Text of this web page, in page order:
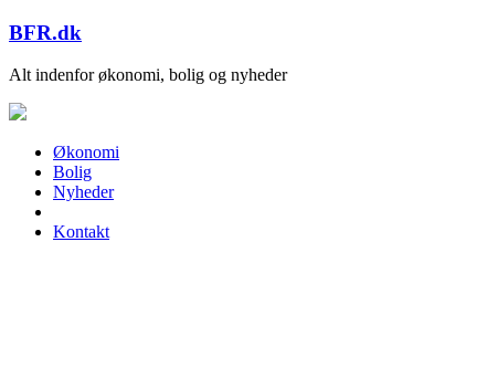
Skip
content
BFR.dk
Alt indenfor økonomi, bolig og nyheder
Økonomi
Bolig
Nyheder
Kontakt